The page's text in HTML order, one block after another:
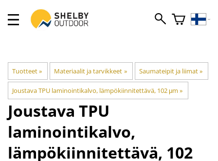
Tuotteet‪» Materiaalit ja tarvikkeet ‪» Saumateipit ja liimat‪»
Joustava TPU laminointikalvo, lämpökiinnitettävä, 102 μm ‪»
Joustava TPU
laminointikalvo,
lämpökiinnitettävä, 102